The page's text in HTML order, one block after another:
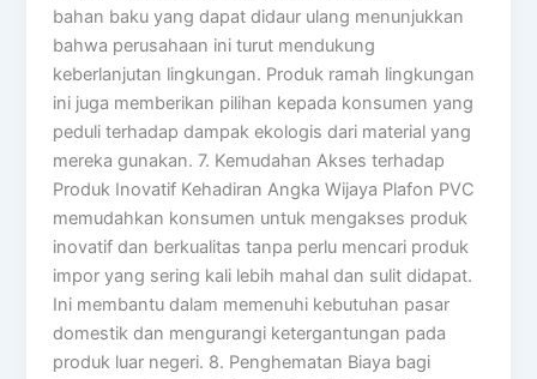
bahan baku yang dapat didaur ulang menunjukkan
bahwa perusahaan ini turut mendukung
keberlanjutan lingkungan. Produk ramah lingkungan
ini juga memberikan pilihan kepada konsumen yang
peduli terhadap dampak ekologis dari material yang
mereka gunakan. 7. Kemudahan Akses terhadap
Produk Inovatif Kehadiran Angka Wijaya Plafon PVC
memudahkan konsumen untuk mengakses produk
inovatif dan berkualitas tanpa perlu mencari produk
impor yang sering kali lebih mahal dan sulit didapat.
Ini membantu dalam memenuhi kebutuhan pasar
domestik dan mengurangi ketergantungan pada
produk luar negeri. 8. Penghematan Biaya bagi